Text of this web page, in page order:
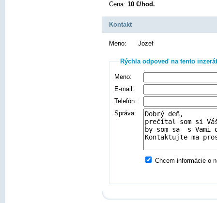
Cena: 10 €/hod.
Kontakt
Meno: Jozef
Rýchla odpoveď na tento inzerát
Meno:
E-mail:
Telefón:
Správa:
Chcem informácie o